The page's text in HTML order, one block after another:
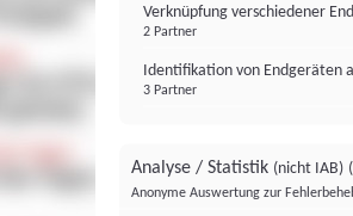
Verknüpfung verschiedener
2 Partner
Identifikation von Endgeräten
3 Partner
Analyse / Statistik (nicht IAB)
Anonyme Auswertung zur